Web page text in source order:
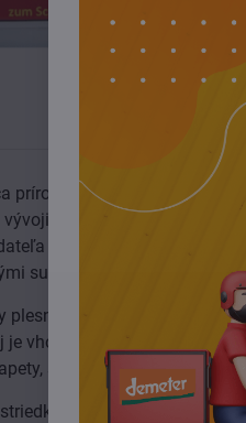
prírodných čistiacich
a výrobe čistiacich
spoločnosti AURO a
surovinami.
AURO s čisto
vhodný na vnútorné aj
staré nátery, na dlaždice
sa odporúča